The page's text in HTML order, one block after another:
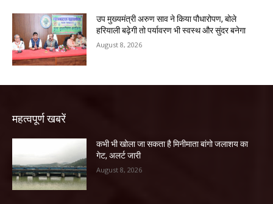
उप मुख्यमंत्री अरुण साव ने किया पौधारोपण, बोले
हरियाली बढ़ेगी तो पर्यावरण भी स्वस्थ और सुंदर बनेगा
August 8, 2026
महत्वपूर्ण खबरें
कभी भी खोला जा सकता है मिनीमाता बांगो जलाशय का
गेट, अलर्ट जारी
August 8, 2026